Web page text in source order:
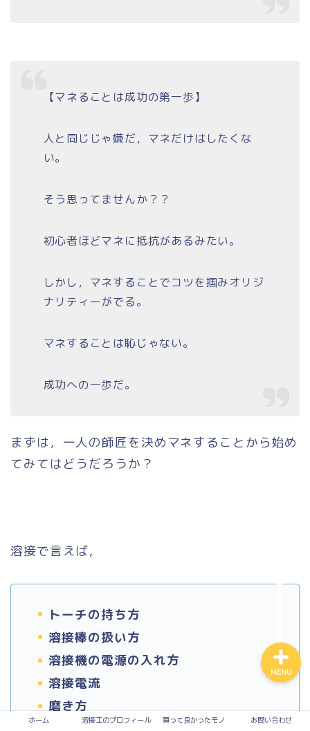
【マネることは成功の第一歩】
人と同じじゃ嫌だ，マネだけはしたくな
い。
そう思ってませんか？？
初心者ほどマネに抵抗があるみたい。
しかし，マネすることでコツを掴みオリジ
ナリティーがでる。
マネすることは恥じゃない。
成功への一歩だ。
まずは，一人の師匠を決めマネすることから始め
てみてはどうだろうか？
溶接で言えば，
トーチの持ち方
溶接棒の扱い方
溶接機の電源の入れ方
溶接電流
磨き方
ホーム 溶接工のプロフィール 買って良かったモノ お問い合わせ
MENU
買って良かったモノ